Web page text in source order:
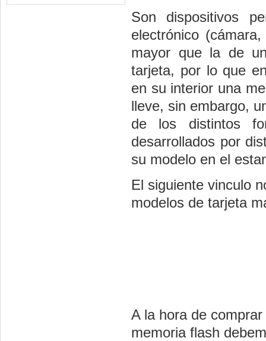
Son dispositivos
electrónico
mayor que la de
tarjeta, por lo que
en su interior una
lleve, sin embargo,
de los distintos
desarrollados por
su modelo en el
El siguiente vinculo
modelos de tarjeta
A la hora de
memoria flash